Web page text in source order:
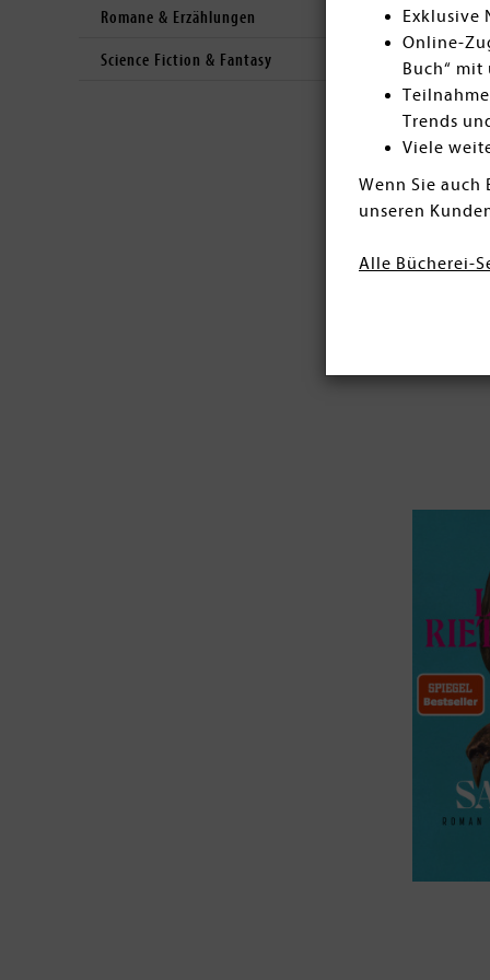
Exklusive
Online-
Buch“ mit
Trends
Viele
Wenn Sie auch
unseren
Alle Bücherei-
Romane & Erzählungen
Science Fiction & Fantasy